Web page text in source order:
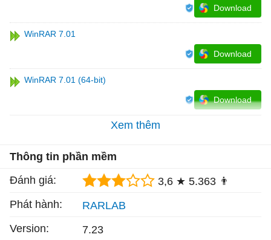
Download
WinRAR 7.01
Download
WinRAR 7.01 (64-bit)
Download
Xem thêm
Thông tin phần mềm
Đánh giá:
3,6 ★ 5.363 👨
Phát hành:
RARLAB
Version:
7.23